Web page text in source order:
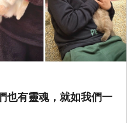
也有靈魂，就如我們一